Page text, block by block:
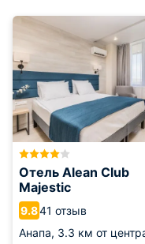
Отель Alean Club
Majestic
9.841 отзыв
Анапа, 3.3 км от